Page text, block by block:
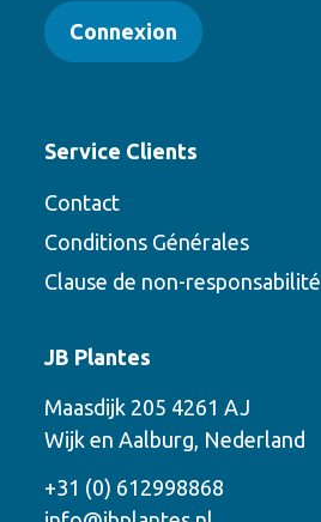
options suivantes
Connexion
Service Clients
Contact
Conditions Générales
Clause de non-responsabilité
JB Plantes
Maasdijk 205 4261 AJ
Wijk en Aalburg, Nederland
+31 (0) 612998868